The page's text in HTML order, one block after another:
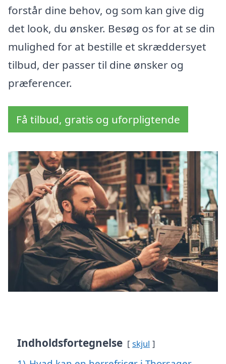
forstår dine behov, og som kan give dig
det look, du ønsker. Besøg os for at se din
mulighed for at bestille et skræddersyet
tilbud, der passer til dine ønsker og
præferencer.
Få tilbud, gratis og uforpligtende
Indholdsfortegnelse skjul